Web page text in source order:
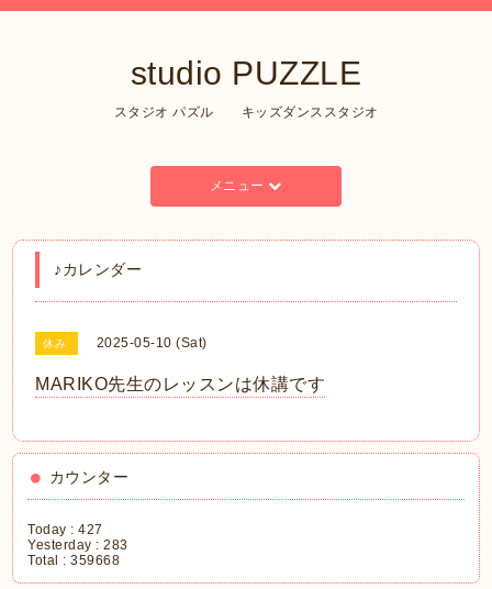
studio PUZZLE
スタジオ パズル キッズダンススタジオ
メニュー
♪カレンダー
休み 2025-05-10 (Sat)
MARIKO先生のレッスンは休講です
カウンター
Today :427
Yesterday :283
Total :359668